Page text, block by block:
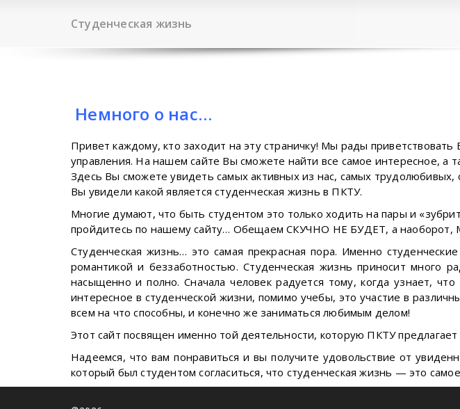
Студенческая жизнь
Немного о нас…
Привет каждому, кто заходит на эту страничку! Мы рады
управления. На нашем сайте Вы сможете найти все самое интересное, а
Здесь Вы сможете увидеть самых активных из нас, самых
Вы увидели какой является студенческая жизнь в ПКТУ.
Многие думают, что быть студентом это только ходить на пары и
пройдитесь по нашему сайту… Обещаем СКУЧНО НЕ БУДЕТ, а
Студенческая жизнь… это самая прекрасная пора. Именно
романтикой и беззаботностью. Студенческая жизнь приносит много
насыщенно и полно. Сначала человек радуется тому, когда узнает,
интересное в студенческой жизни, помимо учебы, это участие в
всем на что способны, и конечно же заниматься любимым делом!
Этот сайт посвящен именно той деятельности, которую ПКТУ
Надеемся, что вам понравиться и вы получите удовольствие от
который был студентом согласиться, что студенческая жизнь — это